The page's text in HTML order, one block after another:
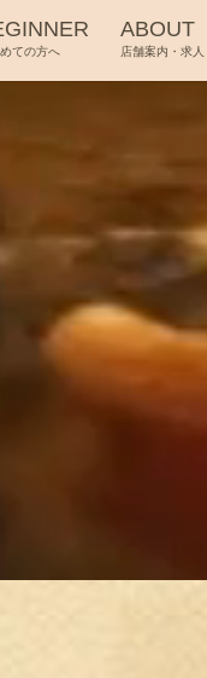
ての方へ
ABOUT
店舗案内・求人